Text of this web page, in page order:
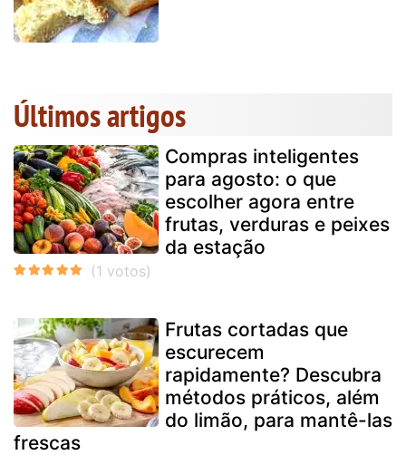
Últimos artigos
Compras inteligentes
para agosto: o que
escolher agora entre
frutas, verduras e peixes
da estação
Frutas cortadas que
escurecem
rapidamente? Descubra
métodos práticos, além
do limão, para mantê-las
frescas